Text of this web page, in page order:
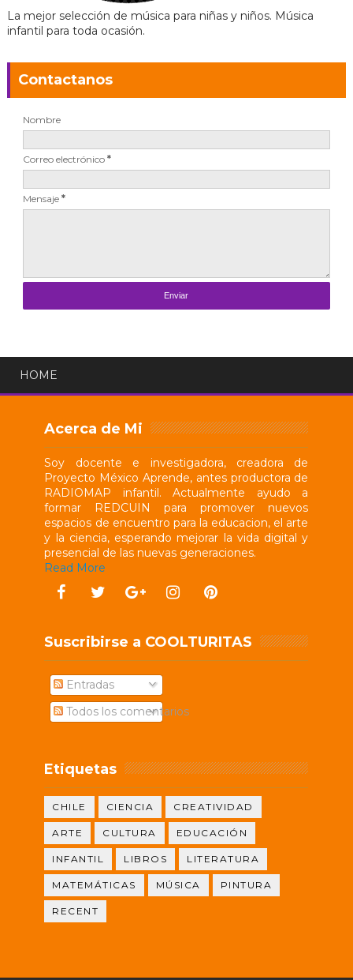
La mejor selección de música para niñas y niños. Música
infantil para toda ocasión.
Contactanos
Nombre
Correo electrónico *
Mensaje *
HOME
Acerca de Mi
Soy docente e investigadora, creadora de
Proyecto México Aprende, antes productora de
RADIOMAP infantil. Actualmente ayudo a
formar REDCUIN para promover nuevos
espacios de encuentro para la educacion, el arte
y la ciencia, esperando mejorar la vida digital y
presencial de las nuevas generaciones.
Read More
Suscribirse a COOLTURITAS
Entradas
Todos los comentarios
Etiquetas
CHILE CIENCIA CREATIVIDAD
ARTE CULTURA EDUCACIÓN
INFANTIL LIBROS LITERATURA
MATEMÁTICAS MÚSICA PINTURA
RECENT